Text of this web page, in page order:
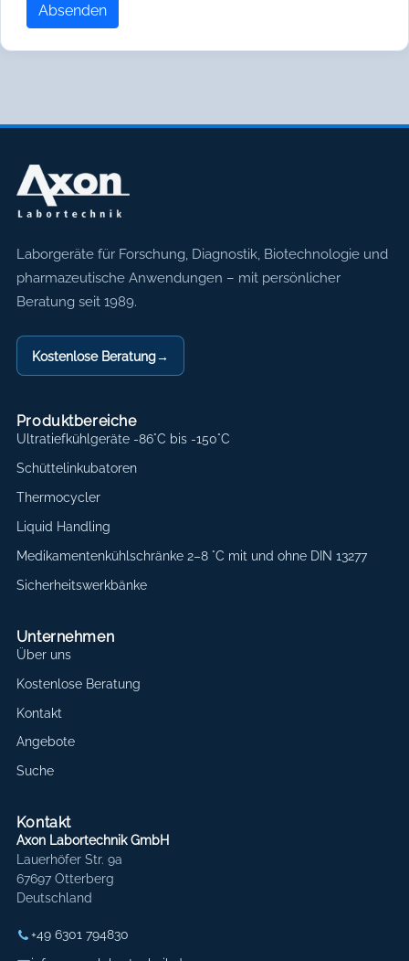
Absenden
Axon Labortechnik
Laborgeräte für Forschung, Diagnostik, Biotechnologie und
pharmazeutische Anwendungen – mit persönlicher
Beratung seit 1989.
Kostenlose Beratung→
Produktbereiche
Ultratiefkühlgeräte -86°C bis -150°C
Schüttelinkubatoren
Thermocycler
Liquid Handling
Medikamentenkühlschränke 2–8 °C mit und ohne DIN 13277
Sicherheitswerkbänke
Unternehmen
Über uns
Kostenlose Beratung
Kontakt
Angebote
Suche
Kontakt
Axon Labortechnik GmbH
Lauerhöfer Str. 9a
67697 Otterberg
Deutschland
+49 6301 794830